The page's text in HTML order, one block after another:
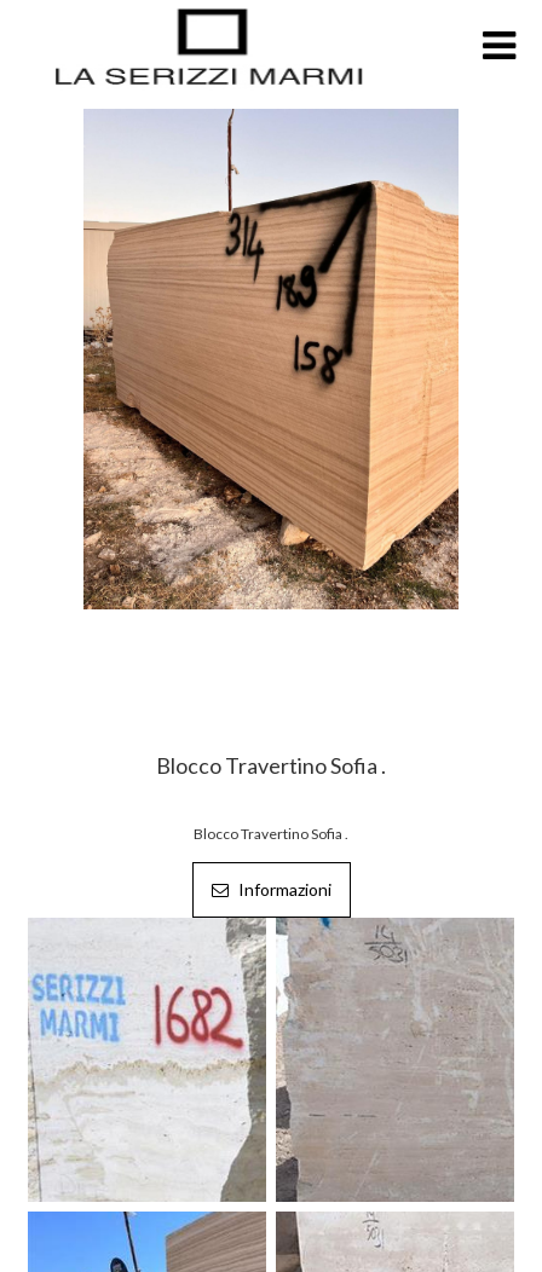
Blocco Travertino Sofia .
Blocco Travertino Sofia .
Informazioni
Blocchi Travertino Romano. Blocco Travertino Clasisco---N